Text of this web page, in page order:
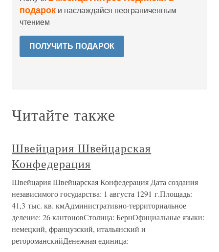
подарок и наслаждайся неограниченным
чтением
ПОЛУЧИТЬ ПОДАРОК
Читайте также
Швейцария Швейцарская
Конфедерация
Швейцария Швейцарская Конфедерация Дата создания
независимого государства: 1 августа 1291 г.Площадь:
41,3 тыс. кв. кмАдминистративно-территориальное
деление: 26 кантоновСтолица: БернОфициальные языки:
немецкий, французский, итальянский и
ретороманскийДенежная единица: